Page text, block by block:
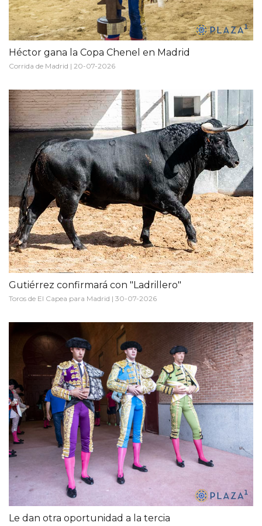
Héctor gana la Copa Chenel en Madrid
Corrida de Madrid | 20-07-2026
Gutiérrez confirmará con "Ladrillero"
Toros de El Capea para Madrid | 30-07-2026
Le dan otra oportunidad a la tercia